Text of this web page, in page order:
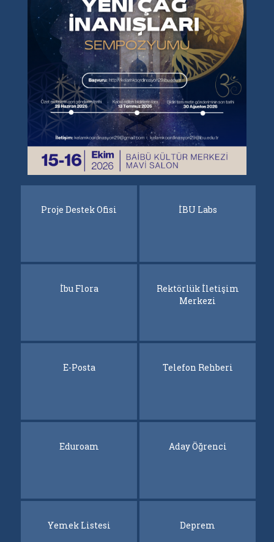
Proje Destek Ofisi
Proje Destek Ofisi İBU Labs
İBU Labs
İbu Flora
İbu Flora
Rektörlük İletişim
Merkezi
Rektörlük İletişim
Merkezi
E-Posta
E-Posta Telefon Rehberi
Telefon Rehberi
Eduroam
Eduroam Aday Öğrenci
Aday Öğrenci
Yemek Listesi
Yemek Listesi Deprem
Deprem